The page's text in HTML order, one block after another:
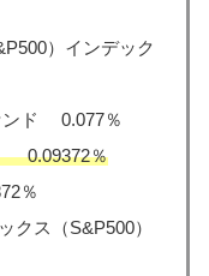
）インデック
ンド 0.077％
0.09372％
％
クス（S&P500）